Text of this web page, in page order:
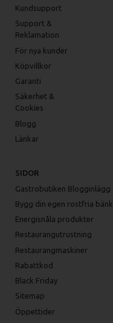
Kundsupport
Support &
Reklamation
För nya kunder
Köpvillkor
Garanti
Säkerhet &
Cookies
Blogg
Länkar
SIDOR
Gastrobutiken Blogginlägg
Bygg din egen rostfria bänk
Energisnåla produkter
Restaurangutrustning
Restaurangmaskiner
Rabattkod
Black Friday
Sitemap
Öppettider